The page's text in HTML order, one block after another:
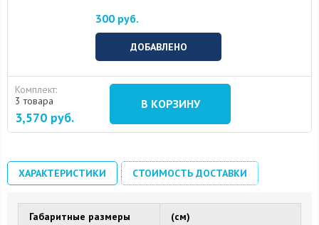
300 руб.
ДОБАВЛЕНО
Комплект:
3 товара
3,570 руб.
В КОРЗИНУ
ХАРАКТЕРИСТИКИ СТОИМОСТЬ ДОСТАВКИ
Габаритные размеры (см)